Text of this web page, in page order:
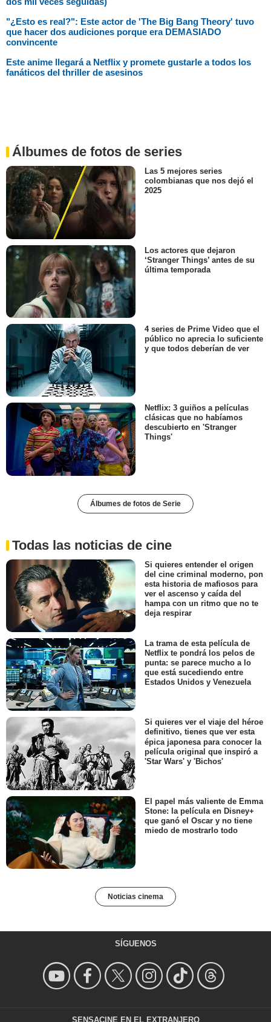
"¿Esto es real?": Este actor de 'The Big Bang Theory' tuvo
que hacer dos audiciones porque era DEMASIADO
convincente
Este anime llegará a Netflix y promete gustarle a todos los
fanáticos del thriller de asesinos
Álbumes de fotos de series
Las 5 mejores series
colombianas que nos dejó el
2025
Los actores que dejaron
‘Stranger Things’ antes de su
última temporada
4 series de Prime Video que el
público no aprecia lo suficiente
y que todos deberían de ver
Netflix: 3 guiños a películas
clásicas que no habíamos
descubierto en 'Stranger
Things'
Álbumes de fotos de Serie
Todas las noticias de cine
Si quieres entender el origen
del cine criminal moderno, pon
esta historia de mafiosos para
ver el ascenso y caída del
hampa con un ritmo que no te
deja respirar
La trama de esta película de
Netflix te pondrá los pelos de
punta: se parece mucho a lo
que está sucediendo entre
Estados Unidos y Venezuela
Si quieres ver el viaje del héroe
definitivo, tienes que ver esta
épica japonesa para conocer la
película original que inspiró a
'Star Wars' y 'Bichos'
El papel más valiente de Emma
Stone: la película en Disney+
que ganó el Oscar y no tiene
miedo de mostrarlo todo
Noticias cinema
SÍGUENOS
SENSACINE EN EL EXTRANJERO